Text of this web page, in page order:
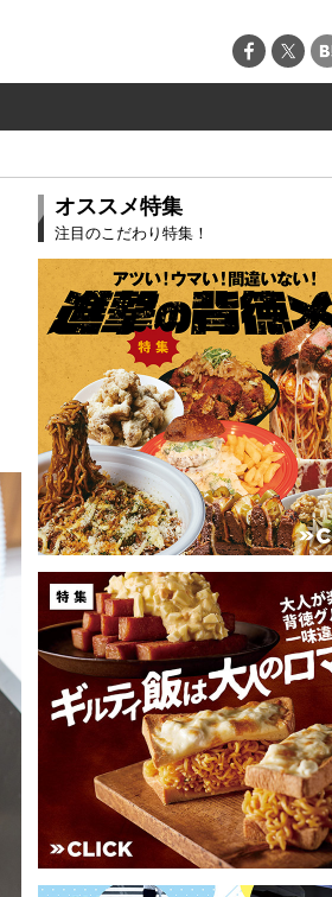
オススメ特集
注目のこだわり特集！